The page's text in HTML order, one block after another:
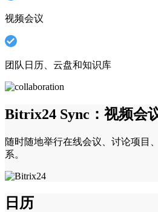
视频会议
团队日历、云盘和知识库
Bitrix24 Sync：视频会
随时随地举行在线会议、讨论项目
系。
日历